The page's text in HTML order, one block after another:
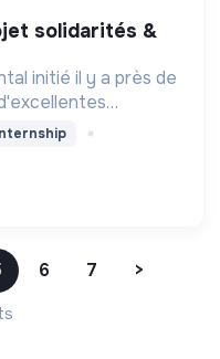
initié il y a près de
parmi les
6 7 >